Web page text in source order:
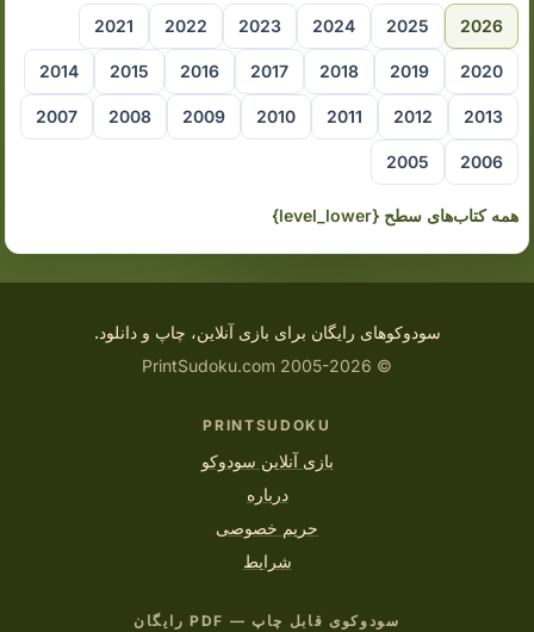
2026
2025
2024
2023
2022
2021
2020
2019
2018
2017
2016
2015
2014
2013
2012
2011
2010
2009
2008
2007
2006
2005
همه کتاب‌های سطح {level_lower}
سودوکوهای رایگان برای بازی آنلاین، چاپ و دانلود.
© 2005-2026 PrintSudoku.com
PRINTSUDOKU
بازی آنلاین سودوکو
درباره
حریم خصوصی
شرایط
سودوکوی قابل چاپ — PDF رایگان